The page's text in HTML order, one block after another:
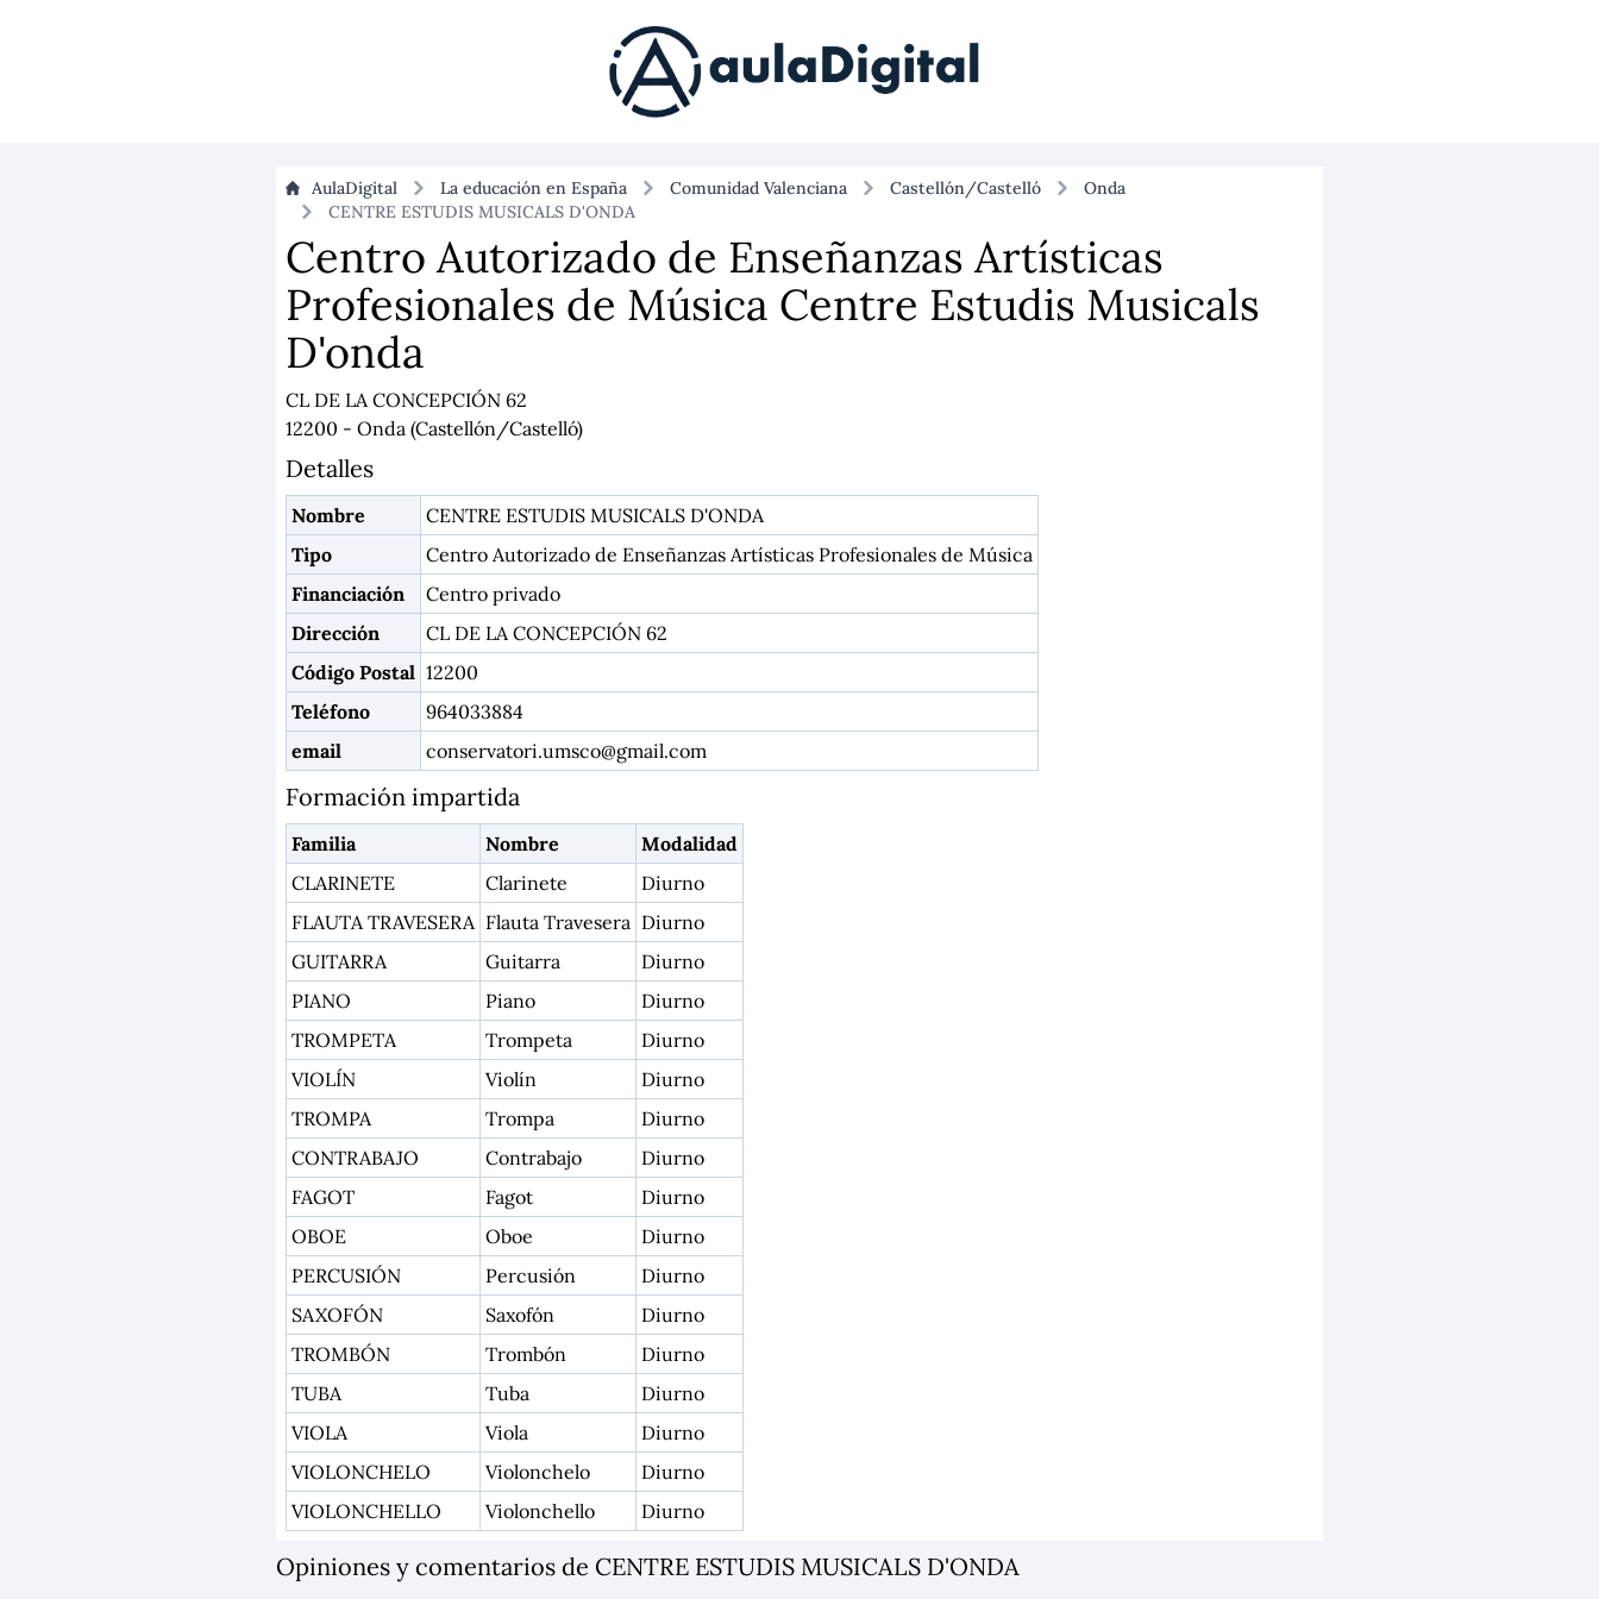
AulaDigital La educación en España Comunidad Valenciana Castellón/Castelló
Onda
CENTRE ESTUDIS MUSICALS D'ONDA
Centro Autorizado de Enseñanzas Artísticas
Profesionales de Música Centre Estudis Musicals
D'onda
CL DE LA CONCEPCIÓN 62
12200 - Onda (Castellón/Castelló)
Detalles
Nombre
CENTRE ESTUDIS MUSICALS D'ONDA
Tipo
Centro Autorizado de Enseñanzas Artísticas Profesionales de Música
Financiación
Centro privado
Dirección
CL DE LA CONCEPCIÓN 62
Código Postal 12200
Teléfono
964033884
email
conservatori.umsco@gmail.com
Formación impartida
Familia Nombre
Modalidad
CLARINETE
Clarinete
Diurno
FLAUTA TRAVESERA Flauta Travesera Diurno
GUITARRA
Guitarra
Diurno
PIANO
Piano
Diurno
TROMPETA
Trompeta
Diurno
VIOLÍN
Violín
Diurno
TROMPA
Trompa
Diurno
CONTRABAJO
Contrabajo
Diurno
FAGOT
Fagot
Diurno
OBOE
Oboe
Diurno
PERCUSIÓN
Percusión
Diurno
SAXOFÓN
Saxofón
Diurno
TROMBÓN
Trombón
Diurno
TUBA
Tuba
Diurno
VIOLA
Viola
Diurno
VIOLONCHELO
Violonchelo
Diurno
VIOLONCHELLO
Violonchello Diurno
Opiniones y comentarios de CENTRE ESTUDIS MUSICALS D'ONDA